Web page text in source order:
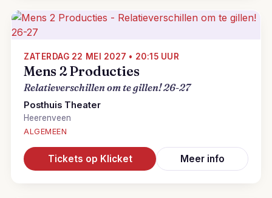
ZATERDAG 22 MEI 2027 • 20:15 UUR
Mens 2 Producties
Relatieverschillen om te gillen! 26-27
Posthuis Theater
Heerenveen
ALGEMEEN
Tickets op Klicket Meer info